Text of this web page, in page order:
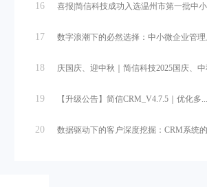
16 喜报|简信科技成功入选温州市第一批中
17 数字浪潮下的必然选择：中小微企业管理
18 庆国庆、迎中秋｜简信科技2025国庆、中
19 【升级公告】简信CRM_V4.7.5｜优化多...
20 数据驱动下的客户深度挖掘：CRM系统